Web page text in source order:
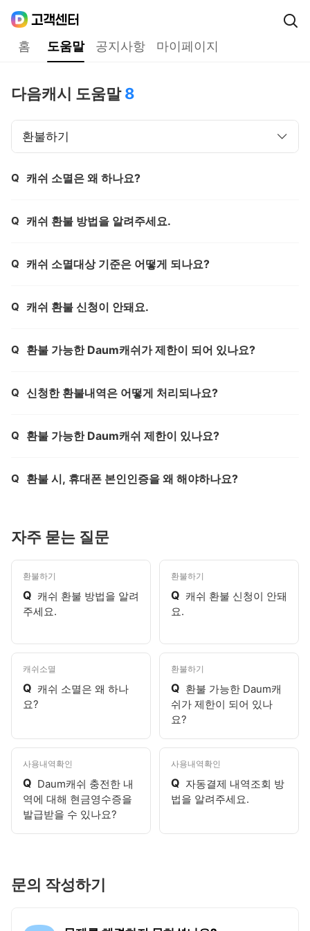
홈 도움말 공지사항 마이페이지
다음캐시 도움말 8
환불하기
Q 캐쉬 소멸은 왜 하나요?
Q 캐쉬 환불 방법을 알려주세요.
Q 캐쉬 소멸대상 기준은 어떻게 되나요?
Q 캐쉬 환불 신청이 안돼요.
Q 환불 가능한 Daum캐쉬가 제한이 되어 있나요?
Q 신청한 환불내역은 어떻게 처리되나요?
Q 환불 가능한 Daum캐쉬 제한이 있나요?
Q 환불 시, 휴대폰 본인인증을 왜 해야하나요?
자주 묻는 질문
환불하기
Q 캐쉬 환불 방법을 알려
주세요.
환불하기
Q 캐쉬 환불 신청이 안돼
요.
캐쉬소멸
Q 캐쉬 소멸은 왜 하나
요?
환불하기
Q 환불 가능한 Daum캐
쉬가 제한이 되어 있나
요?
사용내역확인
Q Daum캐쉬 충전한 내
역에 대해 현금영수증을
발급받을 수 있나요?
사용내역확인
Q 자동결제 내역조회 방
법을 알려주세요.
문의 작성하기